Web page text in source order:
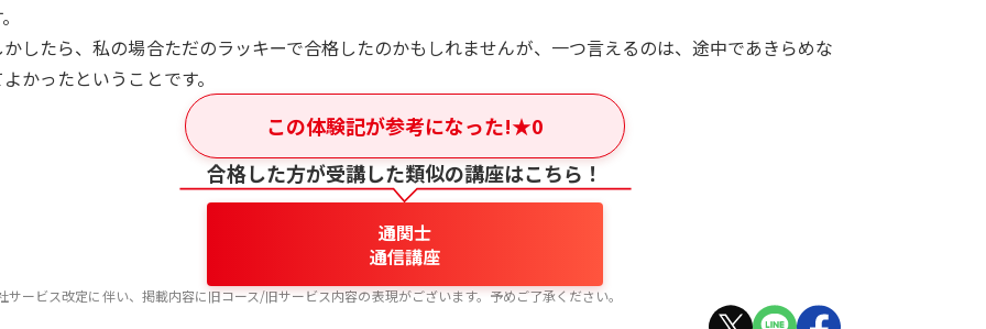
したら、私の場合ただのラッキーで合格したのかもしれませんが、一つ言えるのは、途中であきらめな
かったということです。
この体験記が参考になった!★0
合格した方が受講した類似の講座はこちら！
通関士
通信講座
ービス改定に伴い、掲載内容に旧コース/旧サービス内容の表現がございます。予めご了承ください。